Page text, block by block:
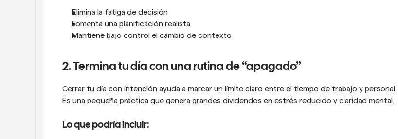
Elimina la fatiga de decisión
Fomenta una planificación realista
Mantiene bajo control el cambio de contexto
2. Termina tu día con una rutina de “apagado”
Cerrar tu día con intención ayuda a marcar un límite claro entre el tiempo de trabajo y personal.
Es una pequeña práctica que genera grandes dividendos en estrés reducido y claridad mental.
Lo que podría incluir: